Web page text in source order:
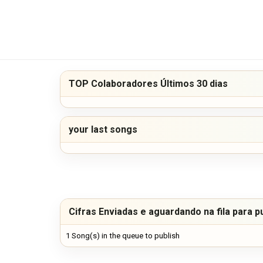
TOP Colaboradores Últimos 30 dias
your last songs
Cifras Enviadas e aguardando na fila para
1 Song(s) in the queue to publish